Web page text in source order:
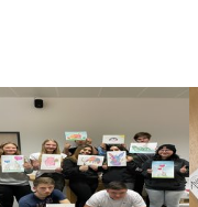
larger version